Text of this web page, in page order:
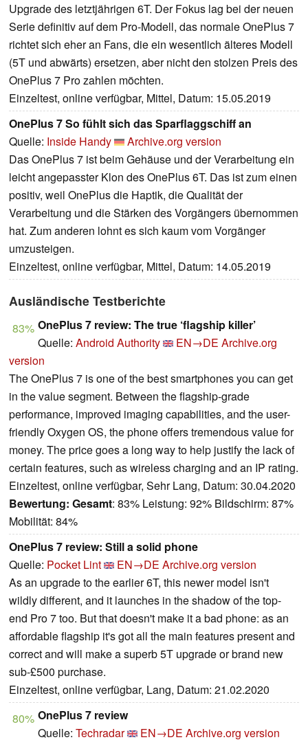
Upgrade des letztjährigen 6T. Der Fokus lag bei der neuen
Serie definitiv auf dem Pro-Modell, das normale OnePlus 7
richtet sich eher an Fans, die ein wesentlich älteres Modell
(5T und abwärts) ersetzen, aber nicht den stolzen Preis des
OnePlus 7 Pro zahlen möchten.
Einzeltest, online verfügbar, Mittel, Datum: 15.05.2019
OnePlus 7 So fühlt sich das Sparflaggschiff an
Quelle: Inside Handy
Archive.org version
Das OnePlus 7 ist beim Gehäuse und der Verarbeitung ein
leicht angepasster Klon des OnePlus 6T. Das ist zum einen
positiv, weil OnePlus die Haptik, die Qualität der
Verarbeitung und die Stärken des Vorgängers übernommen
hat. Zum anderen lohnt es sich kaum vom Vorgänger
umzusteigen.
Einzeltest, online verfügbar, Mittel, Datum: 14.05.2019
Ausländische Testberichte
83% OnePlus 7 review: The true ‘flagship killer’
Quelle: Android Authority EN→DE Archive.org
version
The OnePlus 7 is one of the best smartphones you can get
in the value segment. Between the flagship-grade
performance, improved imaging capabilities, and the user-
friendly Oxygen OS, the phone offers tremendous value for
money. The price goes a long way to help justify the lack of
certain features, such as wireless charging and an IP rating.
Einzeltest, online verfügbar, Sehr Lang, Datum: 30.04.2020
Bewertung: Gesamt: 83% Leistung: 92% Bildschirm: 87%
Mobilität: 84%
OnePlus 7 review: Still a solid phone
Quelle: Pocket Lint EN→DE Archive.org version
As an upgrade to the earlier 6T, this newer model isn't
wildly different, and it launches in the shadow of the top-
end Pro 7 too. But that doesn't make it a bad phone: as an
affordable flagship it's got all the main features present and
correct and will make a superb 5T upgrade or brand new
sub-£500 purchase.
Einzeltest, online verfügbar, Lang, Datum: 21.02.2020
80% OnePlus 7 review
Quelle: Techradar EN→DE Archive.org version